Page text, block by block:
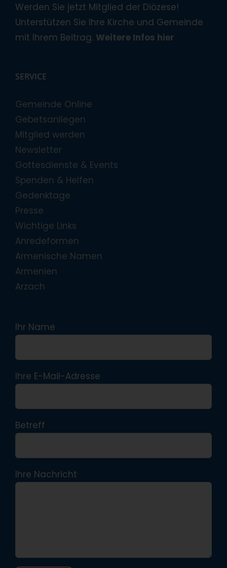
Werden Sie jetzt Mitglied der Diözese!
Unterstützen Sie Ihre Kirche und Gemeinde
mit Ihrem Beitrag. Weitere Infos hier
SERVICE
Gemeinde Online
Gebetsanliegen
Mitglied werden
Newsletter
Gottesdienste & Events
Spenden & Helfen
Gedenktage
Presse
Wichtige Links
Anredeformen
Armenische Namen
Armenien
Arzach
Ihr Name
Ihre E-Mail-Adresse
Betreff
Ihre Nachricht